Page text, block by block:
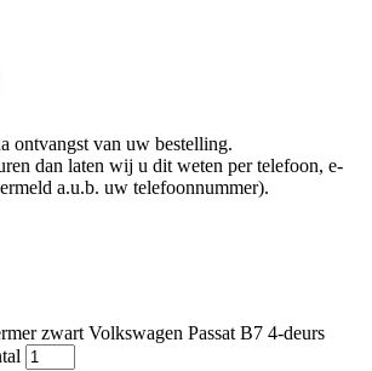
ontvangst van uw bestelling.
dan laten wij u dit weten per telefoon, e-
a.u.b. uw telefoonnummer).
zwart Volkswagen Passat B7 4-deurs